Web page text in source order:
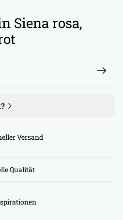
Siena rosa,
Versand
Qualität